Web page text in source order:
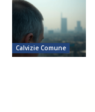
Calvizie Comune